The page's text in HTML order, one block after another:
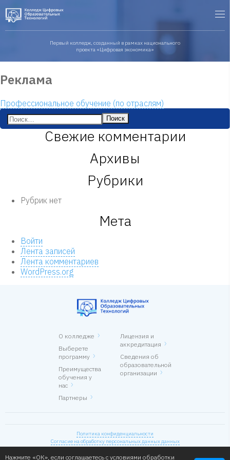
Первый колледж, созданный в рамках национального
проекта «Цифровая экономика»
Реклама
Профессиональное обучение (по отраслям)
Найти:
Свежие комментарии
Архивы
Рубрики
Рубрик нет
Мета
Войти
Лента записей
Лента комментариев
WordPress.org
О колледже
Выберете
программу
Преимущества
обучения у
нас
Партнеры
Лицензия и
аккредитация
Сведения об
образовательной
организации
Политика конфиденциальности
Согласие на обработку персональных данных данных
Колледж Цифровых Образовательных Технологий
Нажмите «ОК», если соглашаетесь с условиями обработки